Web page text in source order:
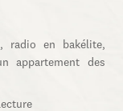
radio en bakélite,
appartement des